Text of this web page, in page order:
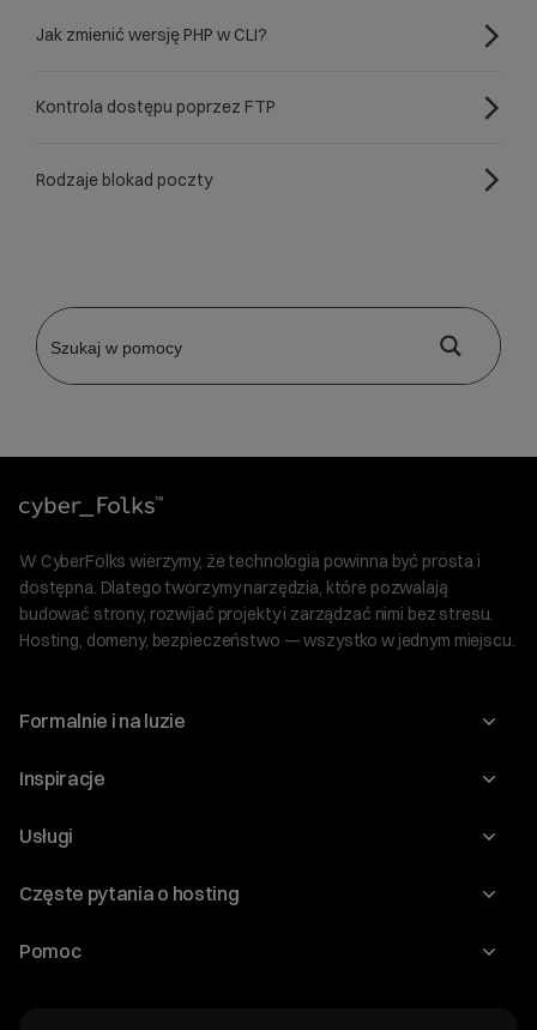
Jak zmienić wersję PHP w CLI?
Kontrola dostępu poprzez FTP
Rodzaje blokad poczty
W CyberFolks wierzymy, że technologia powinna być prosta i
dostępna. Dlatego tworzymy narzędzia, które pozwalają
budować strony, rozwijać projekty i zarządzać nimi bez stresu.
Hosting, domeny, bezpieczeństwo — wszystko w jednym miejscu.
Formalnie i na luzie
O nas
Program Korzyści dla Inwestorów
Regulaminy i specyfikacje
Inspiracje
Blog
WordPress
Audyt stron
Usługi
Domeny
Częste pytania o hosting
Jak przenieść stronę?
Pomoc